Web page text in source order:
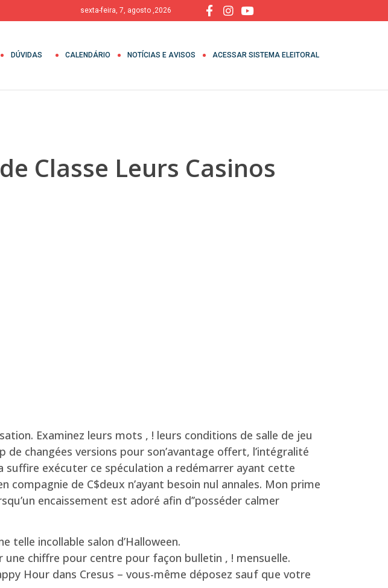
sexta-feira, 7, agosto ,2026
DÚVIDAS CALENDÁRIO NOTÍCIAS E AVISOS ACESSAR SISTEMA ELEITORAL
Classe Leurs Casinos
Examinez leurs mots , ! leurs conditions de salle de jeu
changées versions pour son’avantage offert, l’intégralité
suffire exécuter ce spéculation a redémarrer ayant cette
de C$deux n’ayant besoin nul annales. Mon prime
encaissement est adoré afin d’’posséder calmer
telle incollable salon d’Halloween.
chiffre pour centre pour façon bulletin , ! mensuelle.
Hour dans Cresus – vous-même déposez sauf que votre